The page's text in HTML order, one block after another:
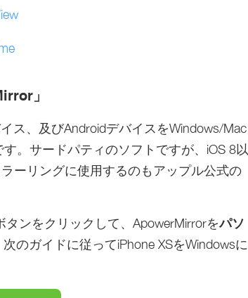
」
ス、及びAndroidデバイスをWindows/Mac
。サードパティのソフトですが、iOS 8以
ーリングに使用するのもアップル公式の
ンをクリックして、ApowerMirrorをパソ
のガイドに従ってiPhone XSをWindowsに